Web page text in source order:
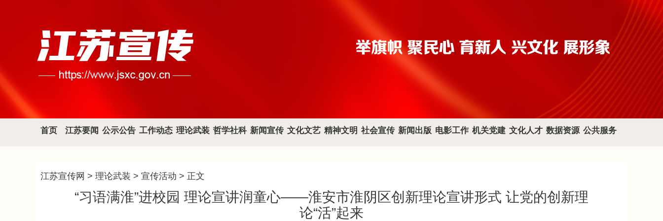
首页 江苏要闻 公示公告 工作动态 理论武装 哲学社科 新闻宣传 文化文艺 精神文明 社会宣传 新闻出版 电影工作 机关党建 文化人才 数据资源 公共服务
江苏宣传网 > 理论武装 > 宣传活动 > 正文
“习语满淮”进校园 理论宣讲润童心——淮安市淮阴区创新理论宣讲形式 让党的创新理
论“活”起来